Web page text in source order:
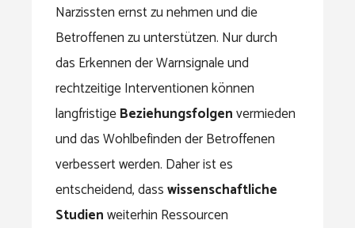
Narzissten ernst zu nehmen und die
Betroffenen zu unterstützen. Nur durch
das Erkennen der Warnsignale und
rechtzeitige Interventionen können
langfristigeBeziehungsfolgenvermieden
und das Wohlbefinden der Betroffenen
verbessert werden. Daher ist es
entscheidend, dasswissenschaftliche
Studienweiterhin Ressourcen